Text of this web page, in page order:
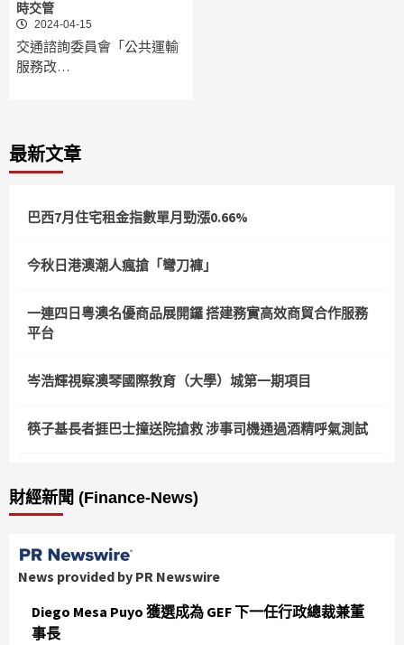
時交管
2024-04-15
交通諮詢委員會「公共運輸
服務改…
最新文章
巴西7月住宅租金指數單月勁漲0.66%
今秋日港澳潮人瘋搶「彎刀褲」
一連四日粵澳名優商品展開鑼 搭建務實高效商貿合作服務
平台
岑浩輝視察澳琴國際教育（大學）城第一期項目
筷子基長者捱巴士撞送院搶救 涉事司機通過酒精呼氣測試
財經新聞 (Finance-News)
News provided by PR Newswire
Diego Mesa Puyo 獲選成為 GEF 下一任行政總裁兼董
事長